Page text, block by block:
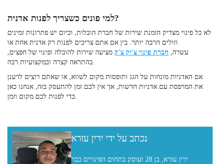
למי פונים כשצריך לפנות אדנית?
לא כל פינוי מצדיק הזמנת שירות של חברת הובלות, וכיום יש פתרונות זמינים
וזולים הרבה יותר. בין אם אתם צריכים לפנות רק אדנית אחת או
עשרה, חברת פינוי צ'יק צ'ק מציעה שירות להובלה ופינוי של חפצים,
אם האדניות מונחות על הגג ותופסות מקום לשווא, או שאתם רוצים לרענן
את המרפסת עם אדניות חדשות, אך אין לכם זמן להתעסק בזה, אנחנו כאן
נכתב על ידי ירין עזרא
ירין עזרא, בן 28 ועוסק בתחום הפינויים כבר